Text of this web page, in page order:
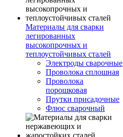
Материалы для сварки
легированных
высокопрочных и
теплоустойчивых сталей
Электроды сварочные
Проволока сплошная
Проволока
порошковая
Прутки присадочные
Флюс сварочный